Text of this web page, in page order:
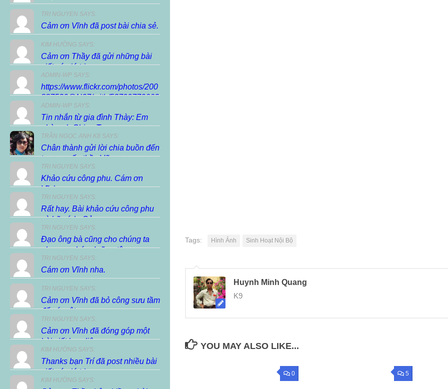
Tags: Hình Ảnh Sinh Hoạt Nội Bộ
Huynh Minh Quang
K9
YOU MAY ALSO LIKE...
0 5
TRI NGUYEN SAYS:
Cảm ơn Vĩnh đã post bài chia sẻ.
KIM HƯỜNG SAYS:
Cảm ơn Thầy đã gửi những bài
viết có giá trị...
ADMIN-WP SAYS:
https://www.flickr.com/photos/200
887530@N07/with/53799770663
ADMIN-WP SAYS:
Tin nhắn từ gia đình Thày: Em
nhờ anh Chieu Tran...
TRẦN NGỌC ANH K8 SAYS:
Chân thành gửi lời chia buồn đến
tang quyến thầy Vũ...
TRI NGUYEN SAYS:
Khảo cứu công phu. Cám ơn
Vĩnh.
TRI NGUYEN SAYS:
Rất hay. Bài khảo cứu công phu
và hữu ích. Cảm...
TRI NGUYEN SAYS:
Đạo ông bà cũng cho chúng ta
phương pháp dưỡng tâm,...
TRI NGUYEN SAYS:
Cám ơn Vĩnh nha.
TRI NGUYEN SAYS:
Cảm ơn Vĩnh đã bỏ công sưu tầm
để có một...
TRI NGUYEN SAYS:
Cảm ơn Vĩnh đã đóng góp một
bài viết hay, liên...
KIM HƯỜNG SAYS:
Thanks bạn Trí đã post nhiều bài
viết có giá trị...
KIM HƯỜNG SAYS: